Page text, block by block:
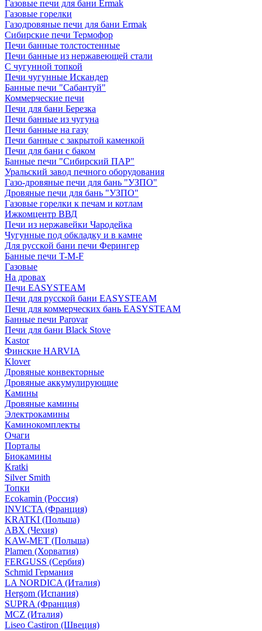
Газовые печи для бани Ermak
Газовые горелки
Газодровяные печи для бани Ermak
Сибирские печи Термофор
Печи банные толстостенные
Печи банные из нержавеющей стали
С чугунной топкой
Печи чугунные Искандер
Банные печи "Сабантуй"
Коммерческие печи
Печи для бани Березка
Печи банные из чугуна
Печи банные на газу
Печи банные с закрытой каменкой
Печи для бани с баком
Банные печи "Сибирский ПАР"
Уральский завод печного оборудования
Газо-дровяные печи для бань "УЗПО"
Дровяные печи для бань "УЗПО"
Газовые горелки к печам и котлам
Ижкомцентр ВВД
Печи из нержавейки Чародейка
Чугунные под обкладку и в камне
Для русской бани печи Ферингер
Банные печи T-M-F
Газовые
На дровах
Печи EASYSTEAM
Печи для русской бани EASYSTEAM
Печи для коммерческих бань EASYSTEAM
Банные печи Parovar
Печи для бани Black Stove
Kastor
Финские HARVIA
Klover
Дровяные конвекторные
Дровяные аккумулирующие
Камины
Дровяные камины
Электрокамины
Каминокомплекты
Очаги
Порталы
Биокамины
Kratki
Silver Smith
Топки
Ecokamin (Россия)
INVICTA (Франция)
KRATKI (Польша)
ABX (Чехия)
KAW-MET (Польша)
Plamen (Хорватия)
FERGUSS (Сербия)
Schmid Германия
LA NORDICA (Италия)
Hergom (Испания)
SUPRA (Франция)
MCZ (Италия)
Liseo Castiron (Швеция)